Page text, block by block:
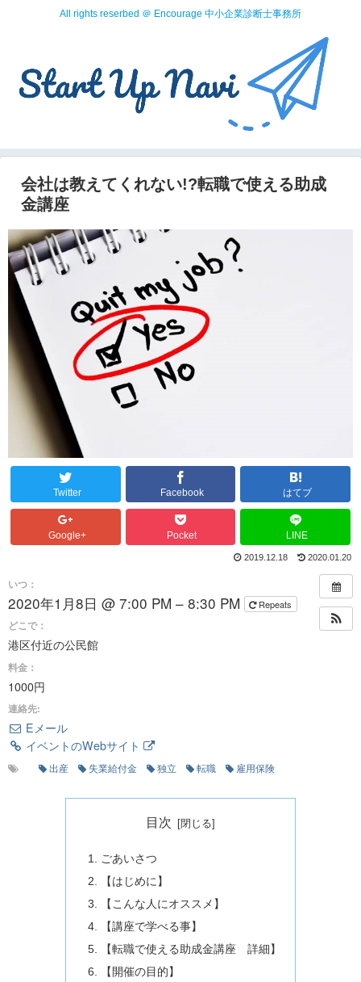
All rights reserbed ＠ Encourage 中小企業診断士事務所
会社は教えてくれない!?転職で使える助成
金講座
Twitter Facebook はてブ
Google+ Pocket LINE
2019.12.18 2020.01.20
いつ：
2020年1月8日 @ 7:00 PM – 8:30 PM Repeats
どこで：
港区付近の公民館
料金：
1000円
連絡先:
Eメール
イベントのWebサイト
出産 失業給付金 独立 転職 雇用保険
目次
ごあいさつ
【はじめに】
【こんな人にオススメ】
【講座で学べる事】
【転職で使える助成金講座 詳細】
【開催の目的】